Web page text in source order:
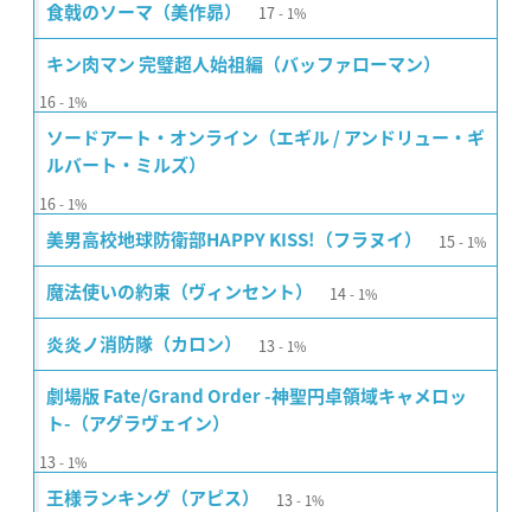
食戟のソーマ（美作昴） 17 1%
キン肉マン 完璧超人始祖編（バッファローマン）
16 1%
ソードアート・オンライン（エギル / アンドリュー・ギ
ルバート・ミルズ）
16 1%
美男高校地球防衛部HAPPY KISS!（フラヌイ） 15 1%
魔法使いの約束（ヴィンセント） 14 1%
炎炎ノ消防隊（カロン） 13 1%
劇場版 Fate/Grand Order -神聖円卓領域キャメロッ
ト-（アグラヴェイン）
13 1%
王様ランキング（アピス） 13 1%